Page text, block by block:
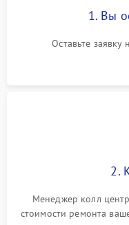
1. Вы
Оставьте
2.
Менеджер колл
стоимости ремонта